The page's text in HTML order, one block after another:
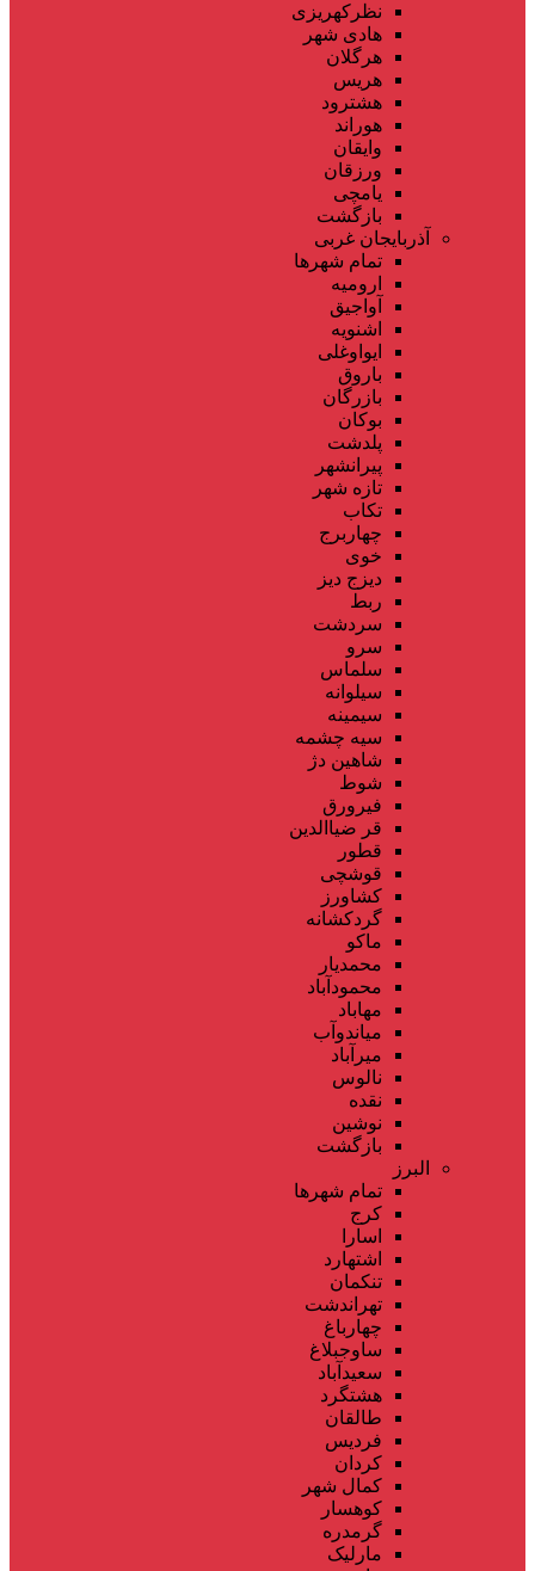
نظرکهریزی
هادی شهر
هرگلان
هریس
هشترود
هوراند
وایقان
ورزقان
یامچی
بازگشت
آذربایجان غربی
تمام شهر‌ها
ارومیه
آواجیق
اشنویه
ایواوغلی
باروق
بازرگان
بوکان
پلدشت
پیرانشهر
تازه شهر
تکاب
چهاربرج
خوی
دیزج دیز
ربط
سردشت
سرو
سلماس
سیلوانه
سیمینه
سیه چشمه
شاهین دژ
شوط
فیرورق
قر ضیاالدین
قطور
قوشچی
کشاورز
گردکشانه
ماکو
محمدیار
محمودآباد
مهاباد
میاندوآب
میرآباد
نالوس
نقده
نوشین
بازگشت
البرز
تمام شهر‌ها
کرج
اسارا
اشتهارد
تنکمان
تهراندشت
چهارباغ
ساوجبلاغ
سعیدآباد
هشتگرد
طالقان
فردیس
کردان
کمال شهر
کوهسار
گرمدره
مارلیک